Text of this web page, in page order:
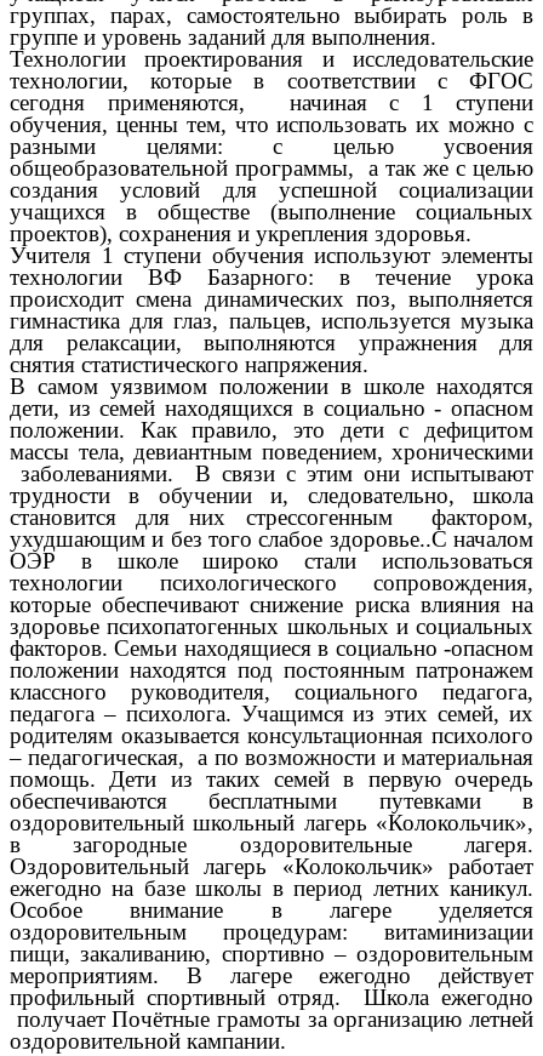
группах, парах, самостоятельно выбирать роль в
группе и уровень заданий для выполнения.
Технологии проектирования и исследовательские
технологии, которые в соответствии с ФГОС
сегодня применяются, начиная с 1 ступени
обучения, ценны тем, что использовать их можно с
разными целями: с целью усвоения
общеобразовательной программы, а так же с целью
создания условий для успешной социализации
учащихся в обществе (выполнение социальных
проектов), сохранения и укрепления здоровья.
Учителя 1 ступени обучения используют элементы
технологии ВФ Базарного: в течение урока
происходит смена динамических поз, выполняется
гимнастика для глаз, пальцев, используется музыка
для релаксации, выполняются упражнения для
снятия статистического напряжения.
В самом уязвимом положении в школе находятся
дети, из семей находящихся в социально - опасном
положении. Как правило, это дети с дефицитом
массы тела, девиантным поведением, хроническими
заболеваниями. В связи с этим они испытывают
трудности в обучении и, следовательно, школа
становится для них стрессогенным фактором,
ухудшающим и без того слабое здоровье..С началом
ОЭР в школе широко стали использоваться
технологии психологического сопровождения,
которые обеспечивают снижение риска влияния на
здоровье психопатогенных школьных и социальных
факторов. Семьи находящиеся в социально -опасном
положении находятся под постоянным патронажем
классного руководителя, социального педагога,
педагога – психолога. Учащимся из этих семей, их
родителям оказывается консультационная психолого
– педагогическая, а по возможности и материальная
помощь. Дети из таких семей в первую очередь
обеспечиваются бесплатными путевками в
оздоровительный школьный лагерь «Колокольчик»,
в загородные оздоровительные лагеря.
Оздоровительный лагерь «Колокольчик» работает
ежегодно на базе школы в период летних каникул.
Особое внимание в лагере уделяется
оздоровительным процедурам: витаминизации
пищи, закаливанию, спортивно – оздоровительным
мероприятиям. В лагере ежегодно действует
профильный спортивный отряд. Школа ежегодно
получает Почётные грамоты за организацию летней
оздоровительной кампании.